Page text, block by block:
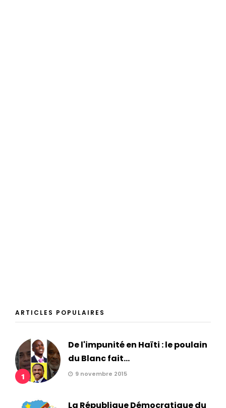
ARTICLES POPULAIRES
1
De l'impunité en Haïti : le poulain
du Blanc fait...
9 novembre 2015
La République Démocratique du